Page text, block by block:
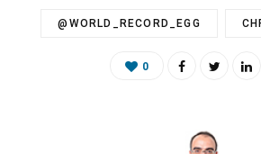
@WORLD_RECORD_EGG
0